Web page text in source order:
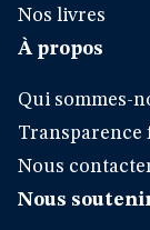
Nos livres
À propos
Qui sommes-
Transparence
Nous
Nous